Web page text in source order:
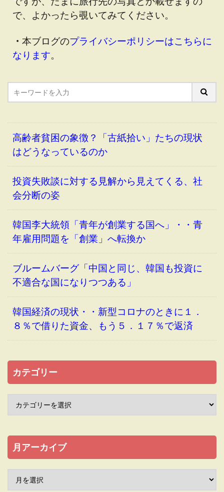
で、よかったら覗いてみてください。
・ 本ブログのプライバシーポリシーはこちらに
なります。
高齢者貧困の象徴？「古紙拾い」たちの現状
はどうなっているのか
投資失敗談に対する見解から見えてくる、社
会分断の姿
韓国李大統領「青年が創業する国へ」・・青
年雇用問題を「創業」へ転換か
ブルームバーグ「中国と同じ、韓国も投資に
不適合な国になりつつある」
韓国経済の現状・・新型コロナのときに１．
８％で借りた資金、もう５．１７％で返済
カテゴリー
月アーカイブ